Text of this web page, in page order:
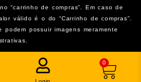
“carrinho de compras”. Em caso de
válido é o do “Carrinho de compras”.
podem possuir imagens meramente
0